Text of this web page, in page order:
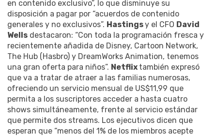
en contenido exclusivo”, lo que disminuye su
disposición a pagar por “acuerdos de contenido
generales y no exclusivos”. Hastingsy el CFO David
Wells destacaron: “Con toda la programación fresca y
recientemente añadida de Disney, Cartoon Network,
The Hub (Hasbro) y DreamWorks Animation, tenemos
una gran oferta para niños”. Netflix también expresó
que va a tratar de atraer a las familias numerosas,
ofreciendo un servicio mensual de US$11,99 que
permita a los suscriptores acceder a hasta cuatro
shows simultáneamente, frente al servicio estándar
que permite dos streams. Los ejecutivos dicen que
esperan que “menos del 1% de los miembros acepte